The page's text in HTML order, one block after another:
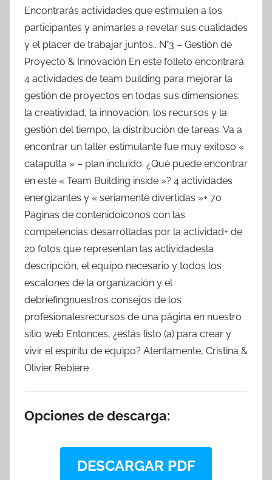
Encontrarás actividades que estimulen a los
participantes y animarles a revelar sus cualidades
y el placer de trabajar juntos.. N°3 – Gestión de
Proyecto & Innovación En este folleto encontrará
4 actividades de team building para mejorar la
gestión de proyectos en todas sus dimensiones:
la creatividad, la innovación, los recursos y la
gestión del tiempo, la distribución de tareas. Va a
encontrar un taller estimulante fue muy exitoso «
catapulta » – plan incluido. ¿Qué puede encontrar
en este « Team Building inside »? 4 actividades
energizantes y « seriamente divertidas »+ 70
Páginas de contenidoiconos con las
competencias desarrolladas por la actividad+ de
20 fotos que representan las actividadesla
descripción, el equipo necesario y todos los
escalones de la organización y el
debriefingnuestros consejos de los
profesionalesrecursos de una página en nuestro
sitio web Entonces, ¿estás listo (a) para crear y
vivir el espíritu de equipo? Atentamente, Cristina &
Olivier Rebiere
Opciones de descarga:
DESCARGAR PDF